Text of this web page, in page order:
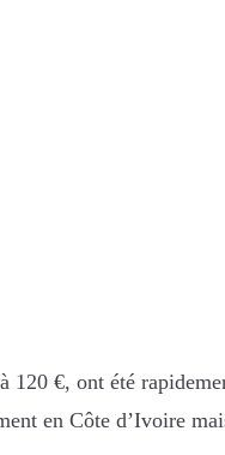
€, ont été
en Côte d’Ivoire